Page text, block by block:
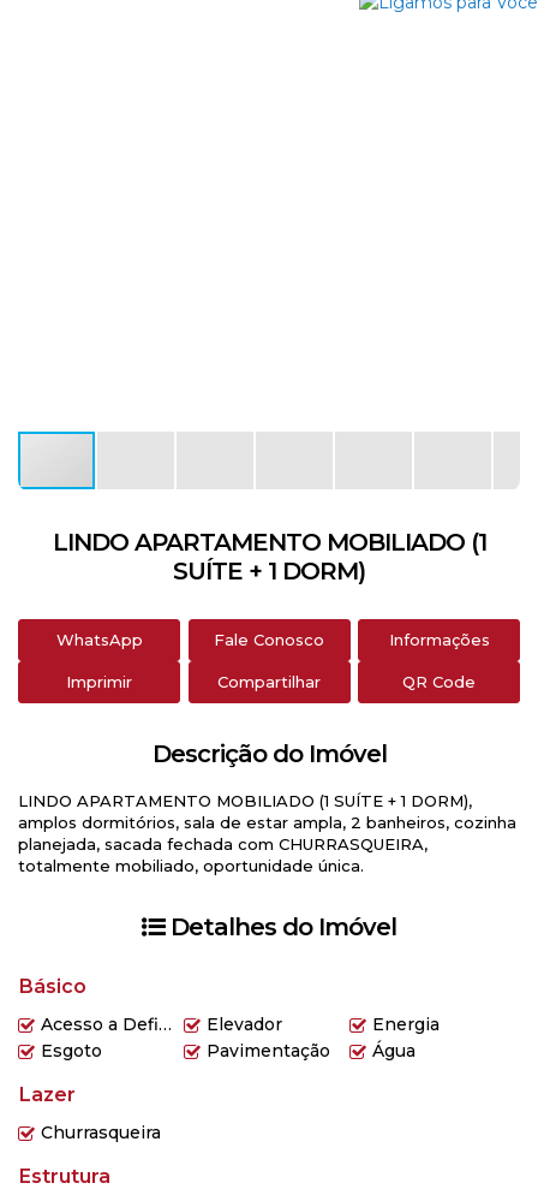
LINDO APARTAMENTO MOBILIADO (1
SUÍTE + 1 DORM)
WhatsApp Fale Conosco Informações
Imprimir Compartilhar QR Code
Descrição do Imóvel
LINDO APARTAMENTO MOBILIADO (1 SUÍTE + 1 DORM),
amplos dormitórios, sala de estar ampla, 2 banheiros, cozinha
planejada, sacada fechada com CHURRASQUEIRA,
totalmente mobiliado, oportunidade única.
Detalhes do Imóvel
Básico
Acesso a Deficientes Elevador
Energia
Esgoto
Pavimentação Água
Lazer
Churrasqueira
Estrutura